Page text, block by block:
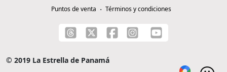
Puntos de venta
Términos y condiciones
© 2019 La Estrella de Panamá